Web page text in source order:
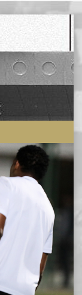
content